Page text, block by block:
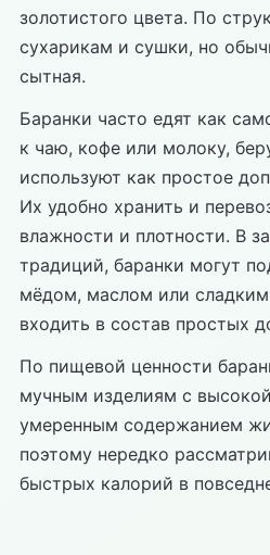
золотистого цвета. По
сухарикам и сушки, но
сытная.
Баранки часто едят как
к чаю, кофе или молоку,
используют как простое
Их удобно хранить и
влажности и плотности. В
традиций, баранки могут
мёдом, маслом или
входить в состав простых
По пищевой ценности
мучным изделиям с
умеренным содержанием
поэтому нередко
быстрых калорий в